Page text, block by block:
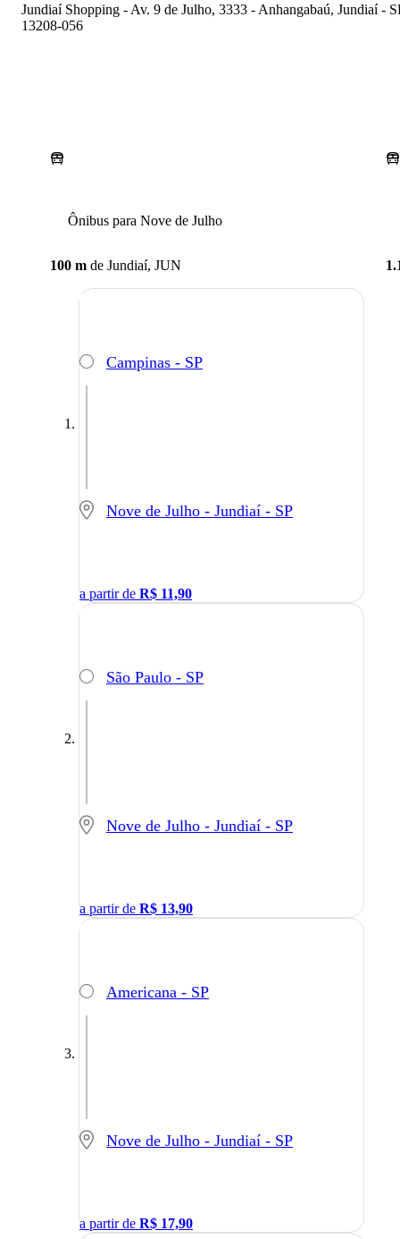
Jundiaí Shopping - Av. 9 de Julho, 3333 - Anhangabaú, Jundiaí -
13208-056
Ônibus para Nove de Julho
100 m de Jundiaí, JUN
Campinas - SP
Nove de Julho - Jundiaí - SP
a partir de R$ 11,90
São Paulo - SP
Nove de Julho - Jundiaí - SP
a partir de R$ 13,90
Americana - SP
Nove de Julho - Jundiaí - SP
a partir de R$ 17,90